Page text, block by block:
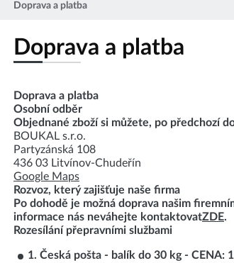
Doprava a platba
Doprava a platba
Doprava a platba
Osobní odběr
Objednané zboží si můžete, po předchozí
BOUKAL s.r.o.
Partyzánská 108
436 03 Litvínov-Chudeřín
Google Maps
Rozvoz, který zajišťuje naše firma
Po dohodě je možná doprava našim
informace nás neváhejte kontaktovatZDE.
Rozesílání přepravními službami
1. Česká pošta - balík do 30 kg - CENA: